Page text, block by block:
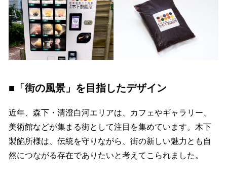
■ 「街の風景」を目指したデザイン
近年、森下・清澄白河エリアは、カフェやギャラリー、
美術館などが集まる街として注目を集めています。木下
製餡所様は、伝統を守りながら、街の新しい魅力とも自
然につながる存在でありたいと考えてこられました。